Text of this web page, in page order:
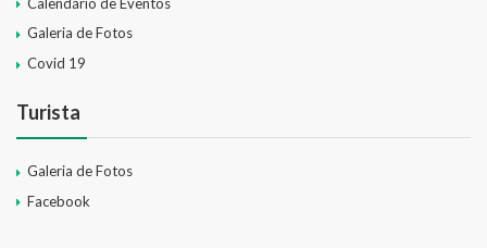
Galeria de Fotos
Covid 19
Turista
Galeria de Fotos
Facebook